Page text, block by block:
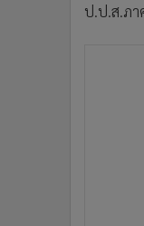
ป.ป.ส.ภา